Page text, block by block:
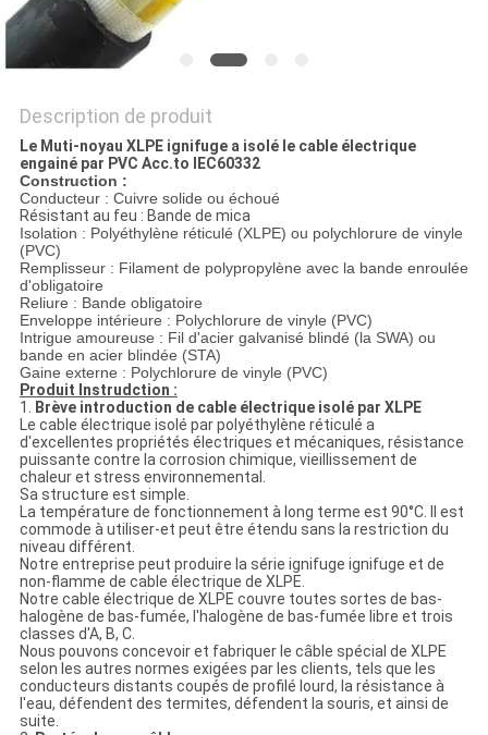
NEWS
PLAN
DU
SITE
POLITIQUE
DE
CONFIDENTIALITÉ
Description de produit
Le Muti-noyau XLPE ignifuge a isolé le cable électrique
engainé par PVC Acc.to IEC60332
Construction :
Conducteur : Cuivre solide ou échoué
Résistant au feu : Bande de mica
Isolation : Polyéthylène réticulé (XLPE) ou polychlorure de vinyle
(PVC)
Remplisseur : Filament de polypropylène avec la bande enroulée
d'obligatoire
Reliure : Bande obligatoire
Enveloppe intérieure : Polychlorure de vinyle (PVC)
Intrigue amoureuse : Fil d'acier galvanisé blindé (la SWA) ou
bande en acier blindée (STA)
Gaine externe : Polychlorure de vinyle (PVC)
Produit Instrudction :
1. Brève introduction de cable électrique isolé par XLPE
Le cable électrique isolé par polyéthylène réticulé a
d'excellentes propriétés électriques et mécaniques, résistance
puissante contre la corrosion chimique, vieillissement de
chaleur et stress environnemental.
Sa structure est simple.
La température de fonctionnement à long terme est 90°C. Il est
commode à utiliser-et peut être étendu sans la restriction du
niveau différent.
Notre entreprise peut produire la série ignifuge ignifuge et de
non-flamme de cable électrique de XLPE.
Notre cable électrique de XLPE couvre toutes sortes de bas-
halogène de bas-fumée, l'halogène de bas-fumée libre et trois
classes d'A, B, C.
Nous pouvons concevoir et fabriquer le câble spécial de XLPE
selon les autres normes exigées par les clients, tels que les
conducteurs distants coupés de profilé lourd, la résistance à
l'eau, défendent des termites, défendent la souris, et ainsi de
suite.